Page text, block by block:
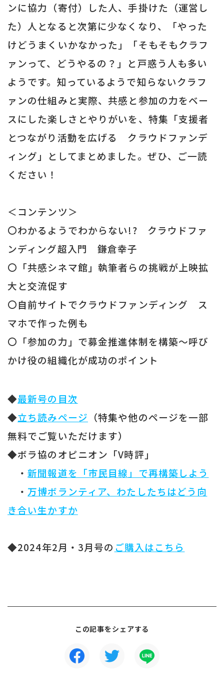
ンに協力（寄付）した人、手掛けた（運営し
た）人となると次第に少なくなり、「やった
けどうまくいかなかった」「そもそもクラフ
ァンって、どうやるの？」と戸惑う人も多い
ようです。知っているようで知らないクラフ
ァンの仕組みと実際、共感と参加の力をベー
スにした楽しさとやりがいを、特集「支援者
とつながり活動を広げる クラウドファンデ
ィング」としてまとめました。ぜひ、ご一読
ください！
＜コンテンツ＞
〇わかるようでわからない!? クラウドファ
ンディング超入門 鎌倉幸子
〇「共感シネマ館」執筆者らの挑戦が上映拡
大と交流促す
〇自前サイトでクラウドファンディング ス
マホで作った例も
〇「参加の力」で募金推進体制を構築～呼び
かけ役の組織化が成功のポイント
◆最新号の目次
◆立ち読みページ （特集や他のページを一部
無料でご覧いただけます）
◆ボラ協のオピニオン「V時評」
・新聞報道を「市民目線」で再構築しよう
・万博ボランティア、わたしたちはどう向
き合い生かすか
◆2024年2月・3月号の ご購入はこちら
この記事をシェアする